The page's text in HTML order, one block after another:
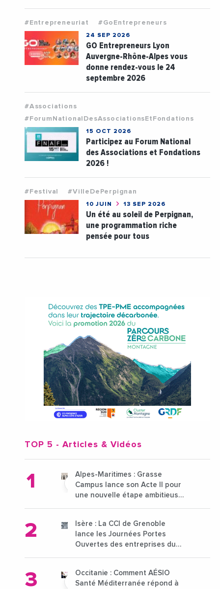
#Entrepreneuriat #GoEntrepreneurs
24 SEP 2026
GO Entrepreneurs Lyon
Auvergne-Rhône-Alpes vous
donne rendez-vous le 24
septembre 2026
#Associations
#ForumNationalDesAssociationsEtFondations
15 OCT 2026
Participez au Forum National
des Associations et Fondations
2026 !
#Festival #VilleDePerpignan
10 JUIN 13 SEP 2026
Un été au soleil de Perpignan,
une programmation riche
pensée pour tous
TOP 5 - Articles & Vidéos
Alpes-Maritimes : Grasse
Campus lance son Acte II pour
une nouvelle étape ambitieuse
Isère : La CCI de Grenoble
lance les Journées Portes
Ouvertes des entreprises du
Occitanie : Comment AÉSIO
Santé Méditerranée répond à